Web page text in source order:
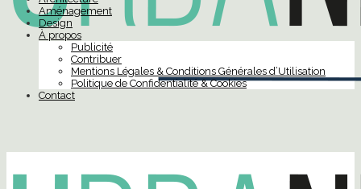
Aménagement
Design
À propos
Publicité
Contribuer
Mentions Légales & Conditions Générales d’Utilisation
Politique de Confidentialité & Cookies
Contact